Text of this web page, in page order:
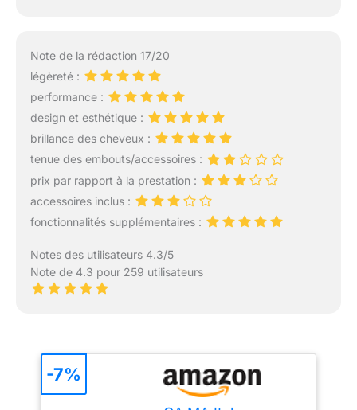
Note de la rédaction 17/20
légèreté :
performance :
design et esthétique :
brillance des cheveux :
tenue des embouts/accessoires :
prix par rapport à la prestation :
accessoires inclus :
fonctionnalités supplémentaires :
Notes des utilisateurs 4.3/5
Note de 4.3 pour 259 utilisateurs
-7%